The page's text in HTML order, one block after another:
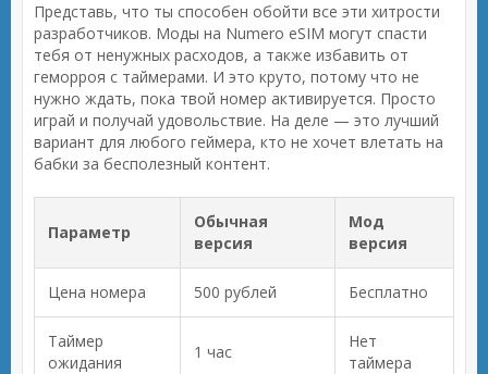
Представь, что ты способен обойти все эти хитрости
разработчиков. Моды на Numero eSIM могут спасти
тебя от ненужных расходов, а также избавить от
геморроя с таймерами. И это круто, потому что не
нужно ждать, пока твой номер активируется. Просто
играй и получай удовольствие. На деле — это лучший
вариант для любого геймера, кто не хочет влетать на
бабки за бесполезный контент.
Параметр
Обычная
версия
Мод
версия
Цена номера 500 рублей Бесплатно
Таймер
ожидания
1 час
Нет
таймера